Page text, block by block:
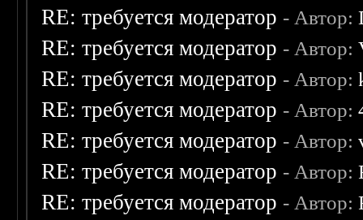
RE: требуется модератор - Автор:
RE: требуется модератор - Автор:
RE: требуется модератор - Автор:
RE: требуется модератор - Автор:
RE: требуется модератор - Автор:
RE: требуется модератор - Автор:
RE: требуется модератор - Автор: